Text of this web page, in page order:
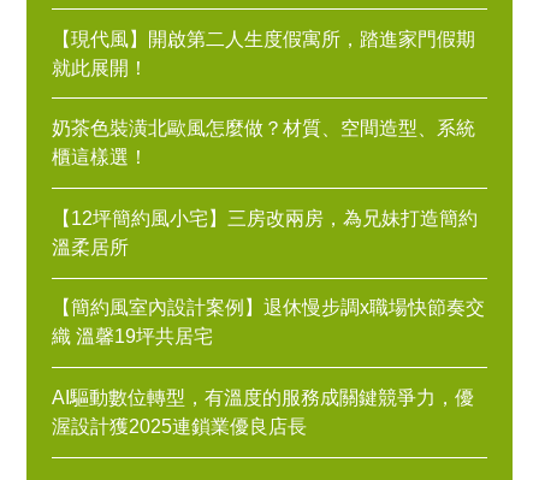
【現代風】開啟第二人生度假寓所，踏進家門假期
就此展開！
奶茶色裝潢北歐風怎麼做？材質、空間造型、系統
櫃這樣選！
【12坪簡約風小宅】三房改兩房，為兄妹打造簡約
溫柔居所
【簡約風室內設計案例】退休慢步調x職場快節奏交
織 溫馨19坪共居宅
AI驅動數位轉型，有溫度的服務成關鍵競爭力，優
渥設計獲2025連鎖業優良店長